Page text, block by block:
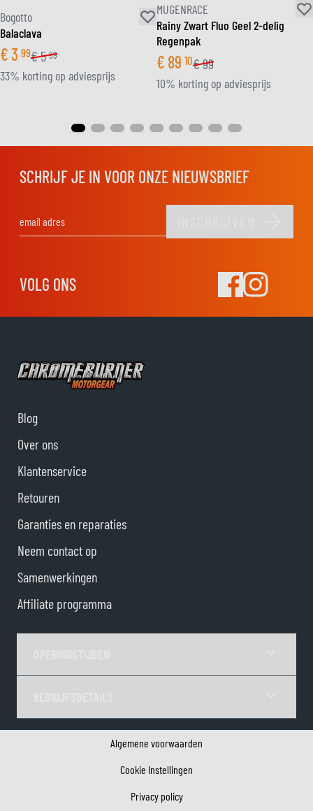
Bogotto
Balaclava
€3 99€5 99
33% korting op adviesprijs
MUGENRACE
Rainy Zwart Fluo Geel 2-delig
Regenpak
€ 89 10€99
10% korting op adviesprijs
SCHRIJF JE IN VOOR ONZE NIEUWSBRIEF
VOLG ONS
Blog
Over ons
Klantenservice
Retouren
Garanties en reparaties
Neem contact op
Samenwerkingen
Affiliate programma
Algemene voorwaarden
Cookie Instellingen
Privacy policy